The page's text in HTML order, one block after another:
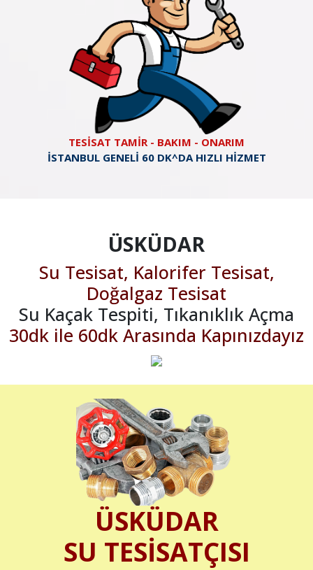
TESİSAT TAMİR - BAKIM - ONARIM
İSTANBUL GENELİ 60 DK^DA HIZLI HİZMET
ÜSKÜDAR
Su Tesisat, Kalorifer Tesisat,
Doğalgaz Tesisat
Su Kaçak Tespiti, Tıkanıklık Açma
30dk ile 60dk Arasında Kapınızdayız
ÜSKÜDAR
SU TESİSATÇISI